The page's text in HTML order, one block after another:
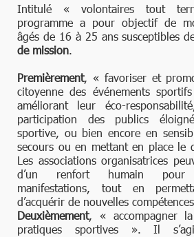
Intitulé « volontaires tout
programme a pour objectif de
âgés de 16 à 25 ans susceptibles
de mission.
Premièrement, « favoriser et
citoyenne des événements
améliorant leur éco-
participation des publics
sportive, ou bien encore en
secours ou en mettant en place le
Les associations organisatrices
d’un renfort humain pour
manifestations, tout en
d’acquérir de nouvelles
Deuxièmement, « accompagner
pratiques sportives ». Il